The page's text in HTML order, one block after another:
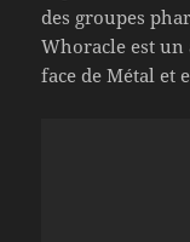
des groupes
Whoracle est
face de Métal et